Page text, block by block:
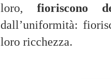
loro, fioriscono
dall’uniformità:
loro ricchezza.